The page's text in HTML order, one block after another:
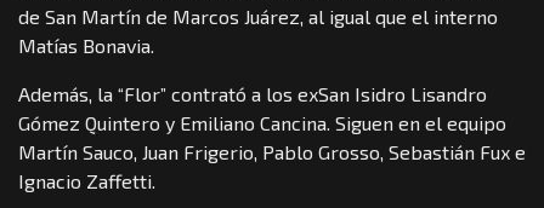
de San Martín de Marcos Juárez, al igual que el interno
Matías Bonavia.
Además, la “Flor” contrató a los exSan Isidro Lisandro
Gómez Quintero y Emiliano Cancina. Siguen en el equipo
Martín Sauco, Juan Frigerio, Pablo Grosso, Sebastián Fux e
Ignacio Zaffetti.